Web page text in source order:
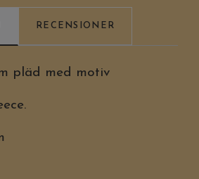
RECENSIONER
pläd med motiv